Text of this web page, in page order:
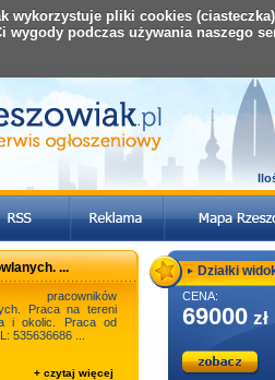
...
pracowników
Praca na tereni
i okolic. Praca od
535636686 ...
+ czytaj więcej
Działki
CENA:
69000 zł
wykorzystuje pliki cookies
wygody podczas używania naszego